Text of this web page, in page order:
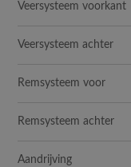
Veersysteem voorkant
Veersysteem achter
Remsysteem voor
Remsysteem achter
Aandrijving